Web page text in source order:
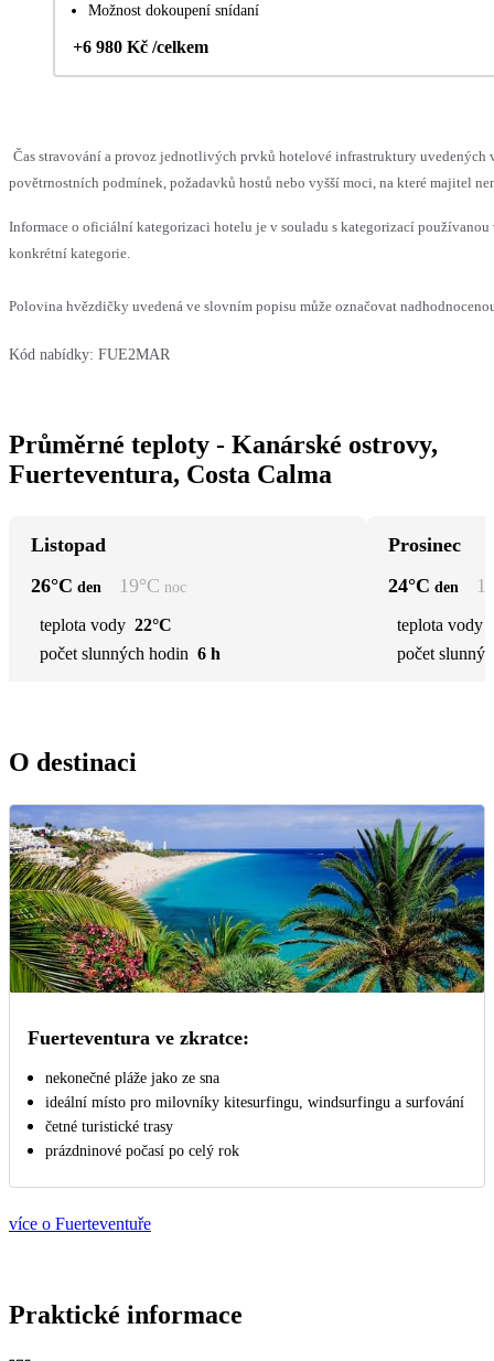
Možnost dokoupení snídaní
+6 980 Kč /celkem
Čas stravování a provoz jednotlivých prvků hotelové infrastruktury uvedených
povětrnostních podmínek, požadavků hostů nebo vyšší moci, na které majitel
Informace o oficiální kategorizaci hotelu je v souladu s kategorizací
konkrétní kategorie.
Polovina hvězdičky uvedená ve slovním popisu může označovat
Kód nabídky: FUE2MAR
Průměrné teploty - Kanárské ostrovy,
Fuerteventura, Costa Calma
Listopad
26°C den 19°C noc
teplota vody 22°C
počet slunných hodin 6 h
Prosinec
24°C den
teplota vody
počet
O destinaci
Fuerteventura ve zkratce:
nekonečné pláže jako ze sna
ideální místo pro milovníky kitesurfingu, windsurfingu a surfování
četné turistické trasy
prázdninové počasí po celý rok
více o Fuerteventuře
Praktické informace